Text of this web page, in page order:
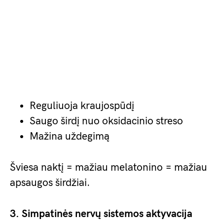
Reguliuoja kraujospūdį
Saugo širdį nuo oksidacinio streso
Mažina uždegimą
Šviesa naktį = mažiau melatonino = mažiau
apsaugos širdžiai.
3. Simpatinės nervų sistemos aktyvacija